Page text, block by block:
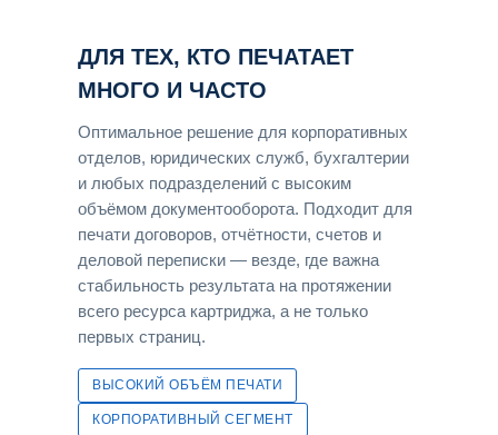
ДЛЯ ТЕХ, КТО ПЕЧАТАЕТ
МНОГО И ЧАСТО
Оптимальное решение для корпоративных
отделов, юридических служб, бухгалтерии
и любых подразделений с высоким
объёмом документооборота. Подходит для
печати договоров, отчётности, счетов и
деловой переписки — везде, где важна
стабильность результата на протяжении
всего ресурса картриджа, а не только
первых страниц.
ВЫСОКИЙ ОБЪЁМ ПЕЧАТИ
КОРПОРАТИВНЫЙ СЕГМЕНТ